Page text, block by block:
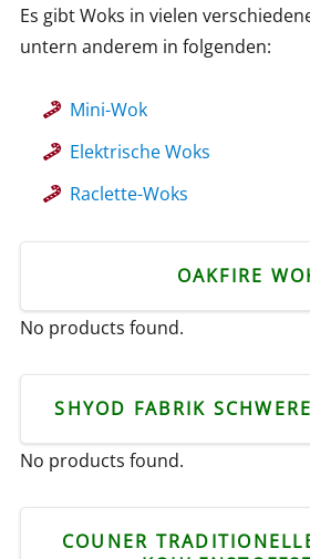
Es gibt Woks in vielen
untern anderem in folgenden:
Mini-Wok
Elektrische Woks
Raclette-Woks
OAKFIRE
No products found.
SHYOD FABRIK
No products found.
COUNER